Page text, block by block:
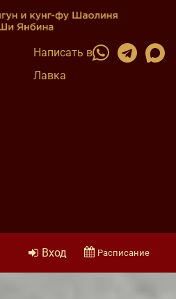
Написать в
Лавка
Вход Расписание